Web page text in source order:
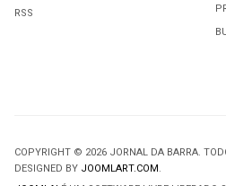
RSS
COPYRIGHT © 2026 JORNAL DA BARRA.
DESIGNED BY JOOMLART.COM.